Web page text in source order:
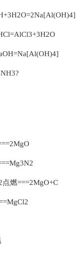
燃===2MgO+C